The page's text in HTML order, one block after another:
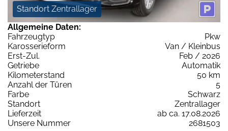
Standort Zentrallager
Allgemeine Daten:
Fahrzeugtyp
Pkw
Karosserieform
Van / Kleinbus
Erst-Zul.
Feb / 2026
Getriebe
Automatik
Kilometerstand
50 km
Anzahl der Türen
5
Farbe
Schwarz
Standort
Zentrallager
Lieferzeit
ab ca. 17.08.2026
Unsere Nummer
2681503